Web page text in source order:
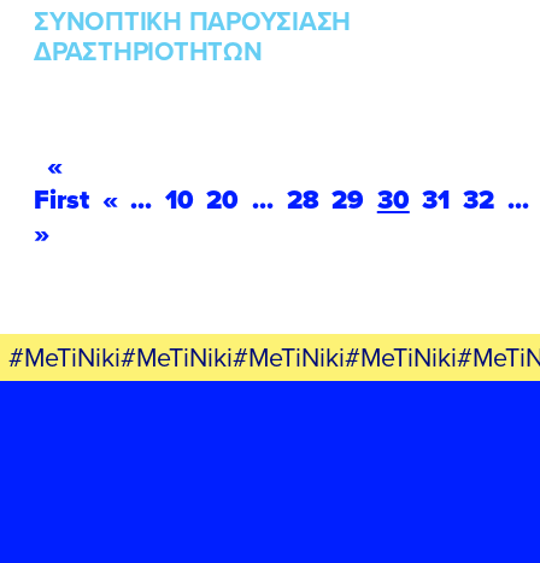
ΣΥΝΟΠΤΙΚΗ ΠΑΡΟΥΣΙΑΣΗ
ΔΡΑΣΤΗΡΙΟΤΗΤΩΝ
«
First « ... 10 20 ... 28 29 30 31 32 ...
»